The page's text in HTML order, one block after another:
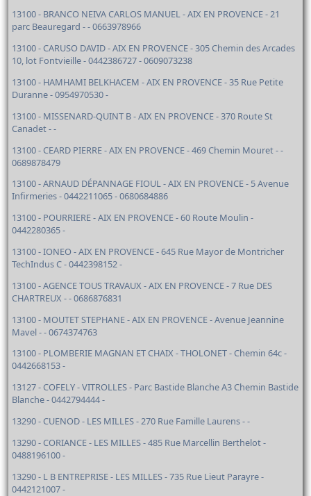
13100 - BRANCO NEIVA CARLOS MANUEL - AIX EN PROVENCE - 21
parc Beauregard - - 0663978966
13100 - CARUSO DAVID - AIX EN PROVENCE - 305 Chemin des Arcades
10, lot Fontvieille - 0442386727 - 0609073238
13100 - HAMHAMI BELKHACEM - AIX EN PROVENCE - 35 Rue Petite
Duranne - 0954970530 -
13100 - MISSENARD-QUINT B - AIX EN PROVENCE - 370 Route St
Canadet - -
13100 - CEARD PIERRE - AIX EN PROVENCE - 469 Chemin Mouret - -
0689878479
13100 - ARNAUD DÉPANNAGE FIOUL - AIX EN PROVENCE - 5 Avenue
Infirmeries - 0442211065 - 0680684886
13100 - POURRIERE - AIX EN PROVENCE - 60 Route Moulin -
0442280365 -
13100 - IONEO - AIX EN PROVENCE - 645 Rue Mayor de Montricher
TechIndus C - 0442398152 -
13100 - AGENCE TOUS TRAVAUX - AIX EN PROVENCE - 7 Rue DES
CHARTREUX - - 0686876831
13100 - MOUTET STEPHANE - AIX EN PROVENCE - Avenue Jeannine
Mavel - - 0674374763
13100 - PLOMBERIE MAGNAN ET CHAIX - THOLONET - Chemin 64c -
0442668153 -
13127 - COFELY - VITROLLES - Parc Bastide Blanche A3 Chemin Bastide
Blanche - 0442794444 -
13290 - CUENOD - LES MILLES - 270 Rue Famille Laurens - -
13290 - CORIANCE - LES MILLES - 485 Rue Marcellin Berthelot -
0488196100 -
13290 - L B ENTREPRISE - LES MILLES - 735 Rue Lieut Parayre -
0442121007 -